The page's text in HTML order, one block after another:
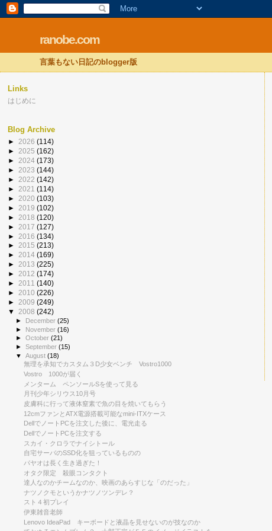
ranobe.com
言葉もない日記のblogger版
Links
はじめに
Blog Archive
► 2026 (114)
► 2025 (162)
► 2024 (173)
► 2023 (144)
► 2022 (142)
► 2021 (114)
► 2020 (103)
► 2019 (102)
► 2018 (120)
► 2017 (127)
► 2016 (134)
► 2015 (213)
► 2014 (169)
► 2013 (225)
► 2012 (174)
► 2011 (140)
► 2010 (226)
► 2009 (249)
▼ 2008 (242)
► December(25)
► November(16)
►October(21)
►September(15)
▼August(18)
無理を承知でカスタム３D少女ベンチ Vostro1000
Vostro 1000が届く
メンターム ペンソールSを使って見る
月刊少年シリウス10月号
皮膚科に行って液体窒素で魚の目を焼いてもらう
12cmファンとATX電源搭載可能なmini-ITXケース
DellでノートPCを注文した後に、電光走る
DellでノートPCを注文する
スカイ・クロラでナイシトール
自宅サーバのSSD化を狙っているものの
パヤオは長く生き過ぎた！
オタク限定 殺眼コンタクト
達人なのかチームなのか、映画のあらすじな「のだった」
ナツノクモというかナツノツンデレ？
スト４初プレイ
伊東雑音老師
Lenovo IdeaPad キーボードと液晶を見せないのが技なのか